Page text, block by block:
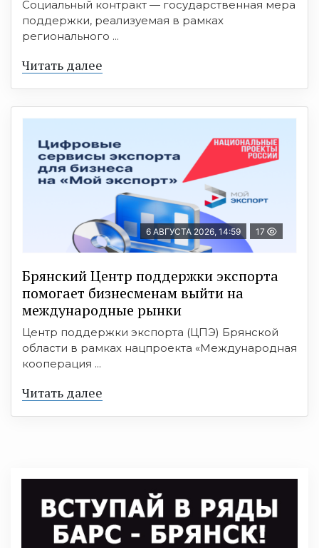
Социальный контракт — государственная мера
поддержки, реализуемая в рамках
регионального ...
Читать далее
6 АВГУСТА 2026, 14:59 17
Брянский Центр поддержки экспорта
помогает бизнесменам выйти на
международные рынки
Центр поддержки экспорта (ЦПЭ) Брянской
области в рамках нацпроекта «Международная
кооперация ...
Читать далее